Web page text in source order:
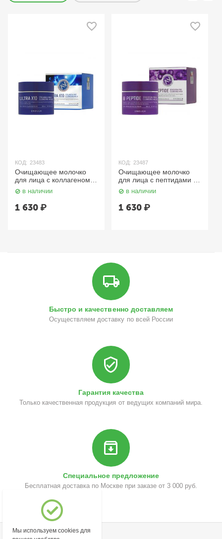
КОД: 23483
Очищающее молочко
для лица с коллагеном /
Ultra X10 Collagen
Cleansing Milk, 300 мл
Enough
в наличии
1 630₽
КОД: 23487
Очищающее молочко
для лица с пептидами /
8 Peptide Cleansing Milk
300 мл Enough
в наличии
1 630₽
Быстро и качественно доставляем
Осуществляем доставку по всей России
Гарантия качества
Только качественная продукция от ведущих компаний мира.
Специальное предложение
Бесплатная доставка по Москве при заказе от 3 000 руб.
Мы используем cookies для